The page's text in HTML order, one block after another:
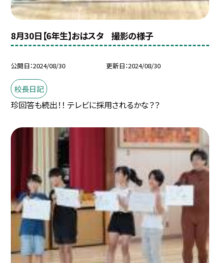
8月30日【6年生】おはスタ 撮影の様子
公開日 2024/08/30 更新日 2024/08/30
校長日記
珍回答も続出！！ テレビに採用されるかな？？